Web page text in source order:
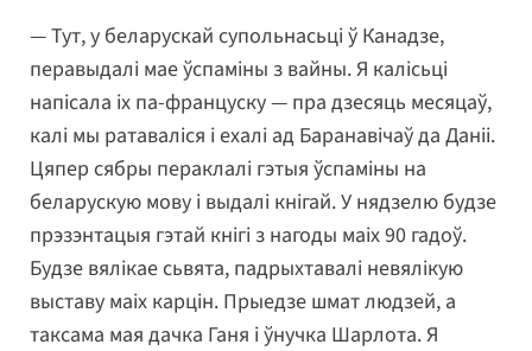
— Тут, у беларускай супольнасьці ў Канадзе,
перавыдалі мае ўспаміны з вайны. Я калісьці
напісала іх па-француску — пра дзесяць месяцаў,
калі мы ратаваліся і ехалі ад Баранавічаў да Даніі.
Цяпер сябры пераклалі гэтыя ўспаміны на
беларускую мову і выдалі кнігай. У нядзелю будзе
прэзэнтацыя гэтай кнігі з нагоды маіх 90 гадоў.
Будзе вялікае сьвята, падрыхтавалі невялікую
выставу маіх карцін. Прыедзе шмат людзей, а
таксама мая дачка Ганя і ўнучка Шарлота. Я